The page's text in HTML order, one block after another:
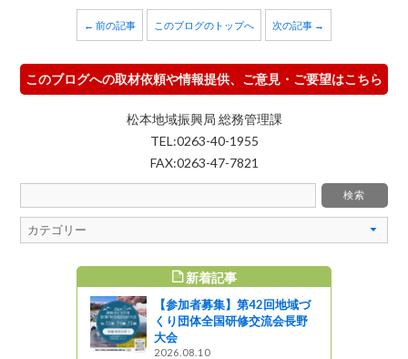
← 前の記事 このブログのトップへ 次の記事 →
このブログへの取材依頼や情報提供、ご意見・ご要望はこちら
松本地域振興局 総務管理課
TEL:0263-40-1955
FAX:0263-47-7821
新着記事
【参加者募集】第42回地域づ
くり団体全国研修交流会長野
大会
2026.08.10